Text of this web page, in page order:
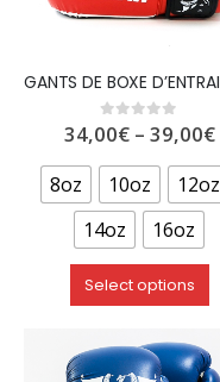
0out of 5
34,00€– 39,00€
8oz 10oz
12oz
14oz
16oz
Select options